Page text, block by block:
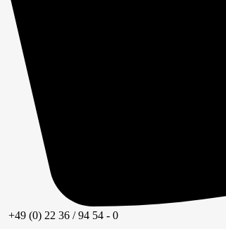
+49 (0) 22 36 / 94 54 - 0